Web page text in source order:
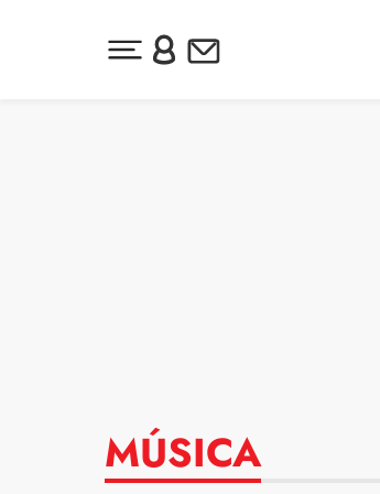
Desplegar menú principal
Inicia sesión o regístrate
Newsletter
MÚSICA